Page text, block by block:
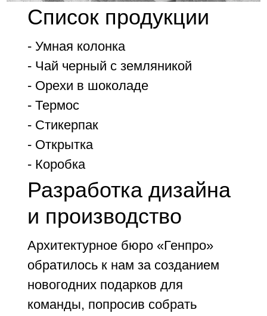
Список продукции
- Умная колонка
- Чай черный с земляникой
- Орехи в шоколаде
- Термос
- Стикерпак
- Открытка
- Коробка
Разработка дизайна
и производство
Архитектурное бюро «Генпро»
обратилось к нам за созданием
новогодних подарков для
команды, попросив собрать